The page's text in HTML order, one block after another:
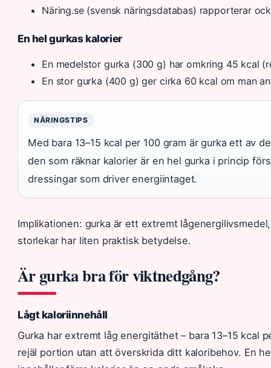
Näring.se (svensk näringsdatabas) rapporterar
En hel gurkas kalorier
En medelstor gurka (300 g) har omkring 45 kcal
En stor gurka (400 g) ger cirka 60 kcal om man
NÄRINGSTIPS
Med bara 13–15 kcal per 100 gram är gurka ett av
den som räknar kalorier är en hel gurka i princip
dressingar som driver energiintaget.
Implikationen: gurka är ett extremt
storlekar har liten praktisk betydelse.
Är gurka bra för viktnedgång?
Lågt kaloriinnehåll
Gurka har extremt låg energitäthet – bara 13–15 kcal
rejäl portion utan att överskrida ditt kaloribehov. En